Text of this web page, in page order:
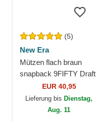
(5)
New Era
Mützen flach braun
snapback 9FIFTY Draft
2024 der Los Angeles
Lakers NBA von New
EUR 40,95
Lieferung bis Dienstag,
Aug. 11